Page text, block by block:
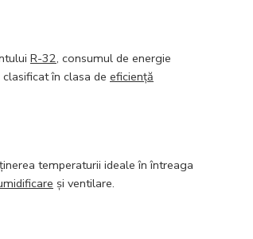
R-32, consumul de energie
în clasa de eficiență
temperaturii ideale în întreaga
și ventilare.